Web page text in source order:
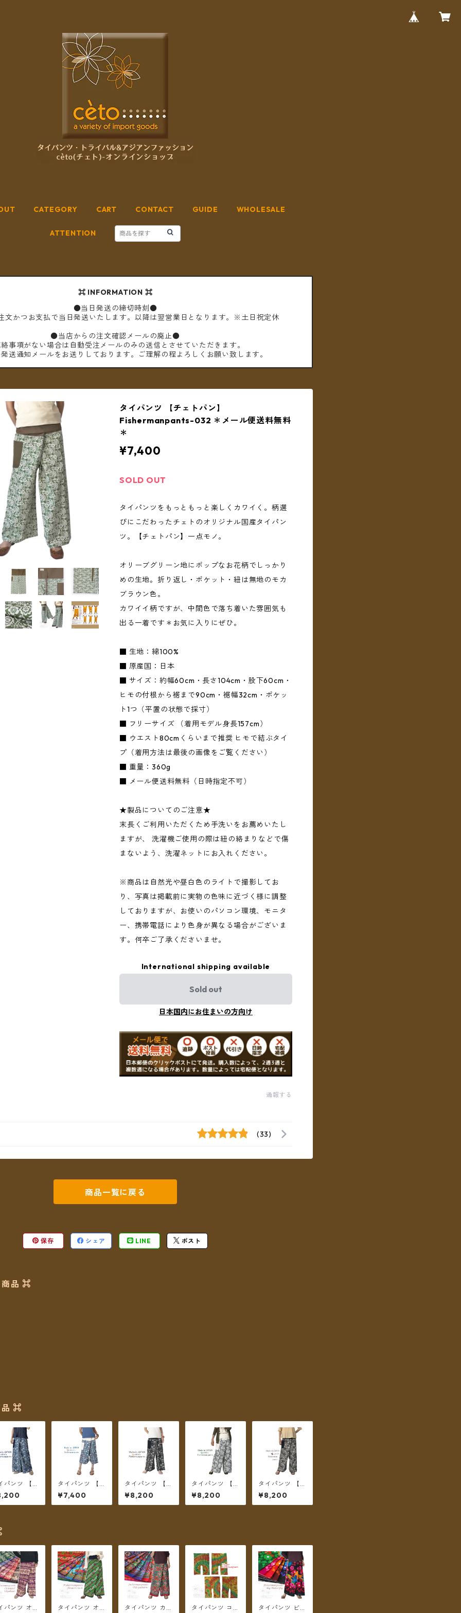
CATEGORY CART CONTACT GUIDE WHOLESALE
ATTENTION
⌘ INFORMATION ⌘
●当日発送の締切時刻●
文かつお支払で当日発送いたします。以降は翌営業日となります。※土日祝定休
●当店からの注文確認メールの廃止●
事項がない場合は自動受注メールのみの送信とさせていただきます。
送通知メールをお送りしております。ご理解の程よろしくお願い致します。
タイパンツ 【チェトパン】
Fishermanpants-032 ＊メール便送料無料
＊
¥7,400
SOLD OUT
タイパンツをもっともっと楽しくカワイく。柄選
びにこだわったチェトのオリジナル国産タイパン
ツ。【チェトパン】一点モノ。
オリーブグリーン地にポップなお花柄でしっかり
めの生地。折り返し・ポケット・紐は無地のモカ
ブラウン色。
カワイイ柄ですが、中間色で落ち着いた雰囲気も
出る一着です＊お気に入りにぜひ。
■ 生地：綿100%
■ 原産国：日本
■ サイズ：約幅60cm・長さ104cm・股下60cm・
ヒモの付根から裾まで90cm・裾幅32cm・ポケッ
ト1つ（平置の状態で採寸）
■ フリーサイズ （着用モデル身長157cm）
■ ウエスト80cmくらいまで推奨 ヒモで結ぶタイ
プ（着用方法は最後の画像をご覧ください）
■ 重量：360g
■ メール便送料無料（日時指定不可）
★製品についてのご注意★
末長くご利用いただくため手洗いをお薦めいたし
ますが、 洗濯機ご使用の際は紐の絡まりなどで傷
まないよう、洗濯ネットにお入れください。
※商品は自然光や昼白色のライトで撮影してお
り、写真は掲載前に実物の色味に近づく様に調整
しておりますが、お使いのパソコン環境、モニタ
ー、携帯電話により色身が異なる場合がございま
す。何卒ご了承くださいませ。
International shipping available
Sold out
日本国内にお住まいの方向け
通報する
(33)
商品一覧に戻る
保存 シェア LINE ポスト
商品 ⌘
品 ⌘
パンツ 【チ
パン】 Fish
0
メール便
タイパンツ 【チ
ェトパン】 Fish
ermanpants-0
50 ＊メール便
¥7,400
タイパンツ 【チ
ェトパン】 Fish
ermanpants-0
53 ＊メール便
¥8,200
タイパンツ 【チ
ェトパン】 Fish
ermanpants-0
52 ＊メール便
¥8,200
タイパンツ 【チ
ェトパン】 Fish
ermanpants-0
55 ＊メール便
¥8,200
パンツ オリ
タイパンツ オリ
タイパンツ カラ
タイパンツ コッ
タイパンツ ビッ